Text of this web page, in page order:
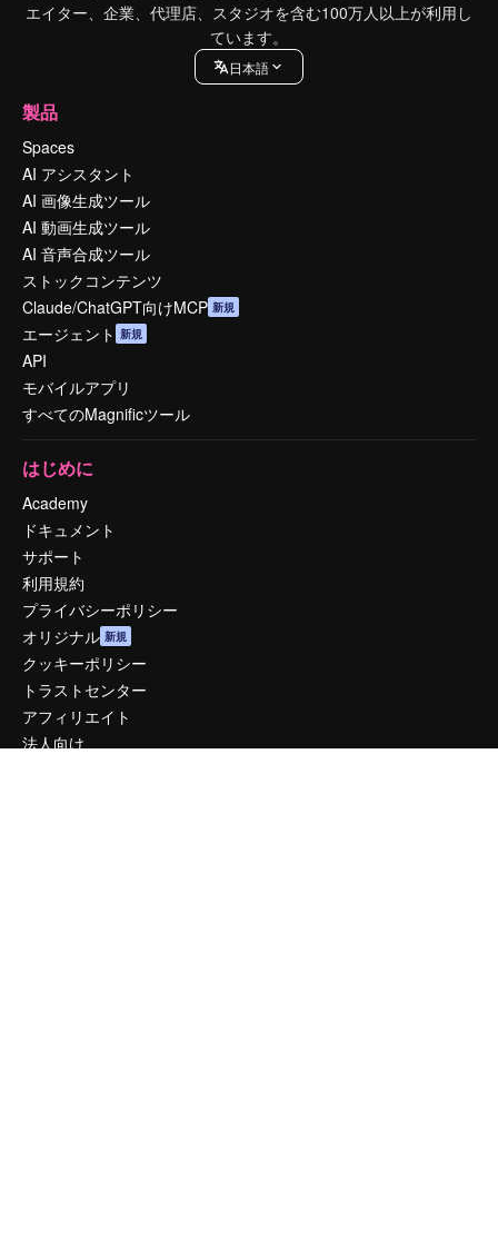
エイター、企業、代理店、スタジオを含む100万人以上が利用し
ています。
日本語
製品
Spaces
AI アシスタント
AI 画像生成ツール
AI 動画生成ツール
AI 音声合成ツール
ストックコンテンツ
Claude/ChatGPT向けMCP 新規
エージェント 新規
API
モバイルアプリ
すべてのMagnificツール
はじめに
Academy
ドキュメント
サポート
利用規約
プライバシーポリシー
オリジナル 新規
クッキーポリシー
トラストセンター
アフィリエイト
法人向け